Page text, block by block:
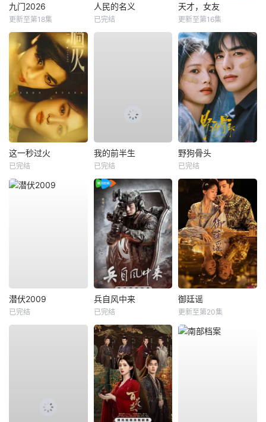
九门2026
更新至第18集
人民的名义
已完结
天才，女友
更新至第16集
这一秒过火
已完结
我的前半生
已完结
野狗骨头
已完结
潜伏2009
已完结
兵自风中来
已完结
御廷谣
更新至第20集